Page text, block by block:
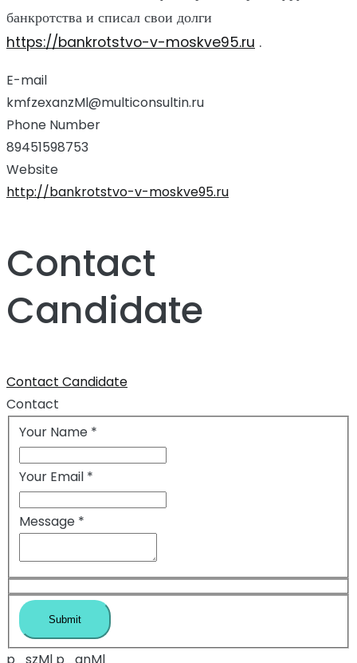
банкротства и списал свои долги
https://bankrotstvo-v-moskve95.ru .
E-mail
kmfzexanzMl@multiconsultin.ru
Phone Number
89451598753
Website
http://bankrotstvo-v-moskve95.ru
Contact
Candidate
Contact Candidate
Contact
Your Name *
Your Email *
Message *